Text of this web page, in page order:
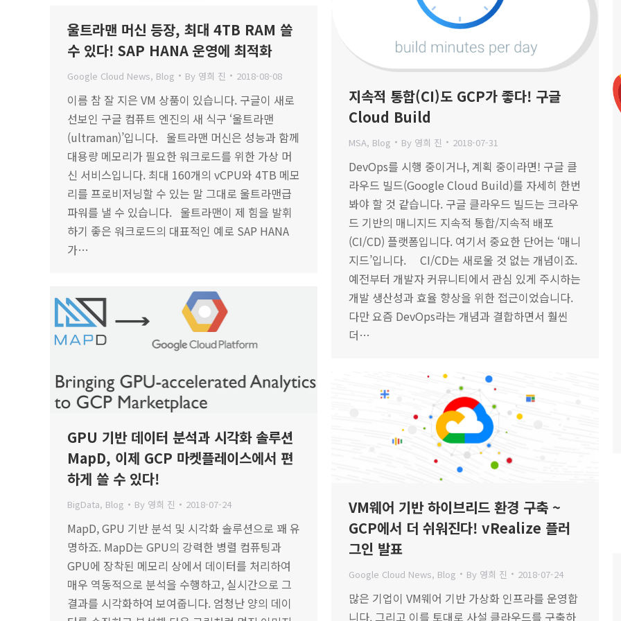
울트라맨 머신 등장, 최대 4TB RAM 쓸
수 있다! SAP HANA 운영에 최적화
Google Cloud News, Blog By 영희 진 2018-08-08
이름 참 잘 지은 VM 상품이 있습니다. 구글이 새로
선보인 구글 컴퓨트 엔진의 새 식구 ‘울트라맨
(ultraman)’입니다. 울트라맨 머신은 성능과 함께
대용량 메모리가 필요한 워크로드를 위한 가상 머
신 서비스입니다. 최대 160개의 vCPU와 4TB 메모
리를 프로비저닝할 수 있는 말 그대로 울트라맨급
파워를 낼 수 있습니다. 울트라맨이 제 힘을 발휘
하기 좋은 워크로드의 대표적인 예로 SAP HANA
가…
지속적 통합(CI)도 GCP가 좋다! 구글
Cloud Build
MSA, Blog By 영희 진 2018-07-31
DevOps를 시행 중이거나, 계획 중이라면! 구글 클
라우드 빌드(Google Cloud Build)를 자세히 한번
봐야 할 것 같습니다. 구글 클라우드 빌드는 크라우
드 기반의 매니지드 지속적 통합/지속적 배포
(CI/CD) 플랫폼입니다. 여기서 중요한 단어는 ‘매니
지드’입니다. CI/CD는 새로울 것 없는 개념이죠.
예전부터 개발자 커뮤니티에서 관심 있게 주시하는
개발 생산성과 효율 향상을 위한 접근이었습니다.
다만 요즘 DevOps라는 개념과 결합하면서 훨씬
더…
GPU 기반 데이터 분석과 시각화 솔루션
MapD, 이제 GCP 마켓플레이스에서 편
하게 쓸 수 있다!
BigData, Blog By 영희 진 2018-07-24
MapD, GPU 기반 분석 및 시각화 솔루션으로 꽤 유
명하죠. MapD는 GPU의 강력한 병렬 컴퓨팅과
GPU에 장착된 메모리 상에서 데이터를 처리하여
매우 역동적으로 분석을 수행하고, 실시간으로 그
결과를 시각화하여 보여줍니다. 엄청난 양의 데이
VM웨어 기반 하이브리드 환경 구축 ~
GCP에서 더 쉬워진다! vRealize 플러
그인 발표
Google Cloud News, Blog By 영희 진 2018-07-24
많은 기업이 VM웨어 기반 가상화 인프라를 운영합
니다. 그리고 이를 토대로 사설 클라우드를 구축하